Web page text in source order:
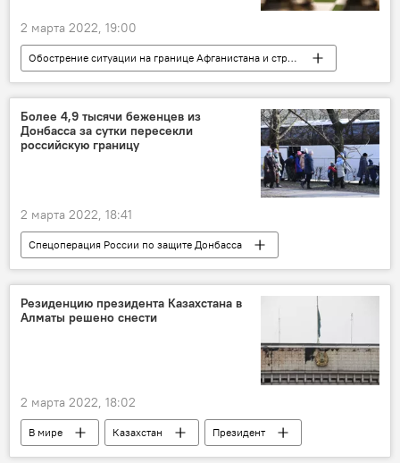
2 марта 2022, 19:00
Обострение ситуации на границе Афганистана и стран ЦА
Украина
Конфликт
Более 4,9 тысячи беженцев из
Донбасса за сутки пересекли
российскую границу
2 марта 2022, 18:41
Спецоперация России по защите Донбасса
беженцы
Донбасс граница
Резиденцию президента Казахстана в
Алматы решено снести
2 марта 2022, 18:02
В мире Казахстан Президент